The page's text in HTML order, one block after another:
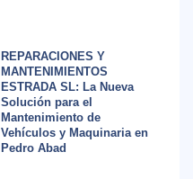
REPARACIONES Y
MANTENIMIENTOS
ESTRADA SL: La Nueva
Solución para el
Mantenimiento de
Vehículos y Maquinaria en
Pedro Abad